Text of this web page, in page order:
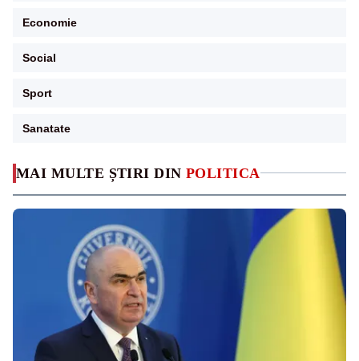
MAI MULTE ȘTIRI DIN POLITICA
Economie
Social
Sport
Sanatate